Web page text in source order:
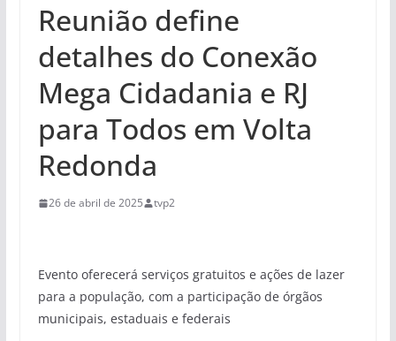
Reunião define
detalhes do Conexão
Mega Cidadania e RJ
para Todos em Volta
Redonda
26 de abril de 2025 tvp2
Evento oferecerá serviços gratuitos e ações de lazer
para a população, com a participação de órgãos
municipais, estaduais e federais